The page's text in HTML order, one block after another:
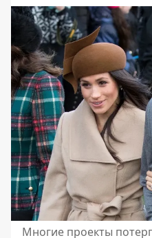
Многие проекты